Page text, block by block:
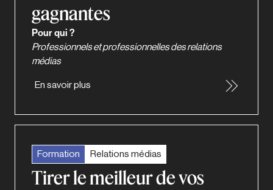
gagnantes
Pour qui ?
Professionnels et professionnelles des relations
médias
En savoir plus
Formation Relations médias
Tirer le meilleur de vos